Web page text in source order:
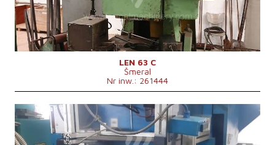
Przestawienie suwaka
70 mm
Ilość skoków
65, 120 /min
Moc głównego elektrosilnika
Rozmiary d x sz x w
1400x1850x2720 mm
Ciężar maszyny
5850 kg
nie
LEN 63 C
Šmeral
Nr inw.: 261444
Rok produkcji:
1989
Nominalna siła kształtująca prasy
40 t
Rozmiary stołu
mm